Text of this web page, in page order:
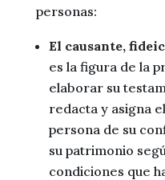
personas:
El causante,
es la figura de la
elaborar su
redacta y asigna
persona de su
su patrimonio
condiciones que